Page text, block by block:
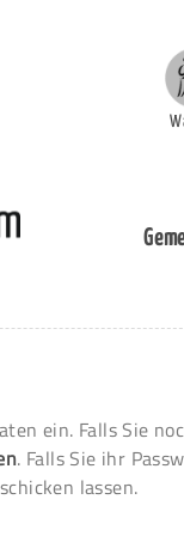
ein. Falls Sie
. Falls Sie ihr
lassen.